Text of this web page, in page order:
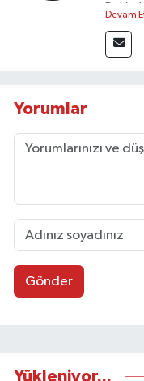
Devam
Yorumlar
Gönder
Yükleniyor...